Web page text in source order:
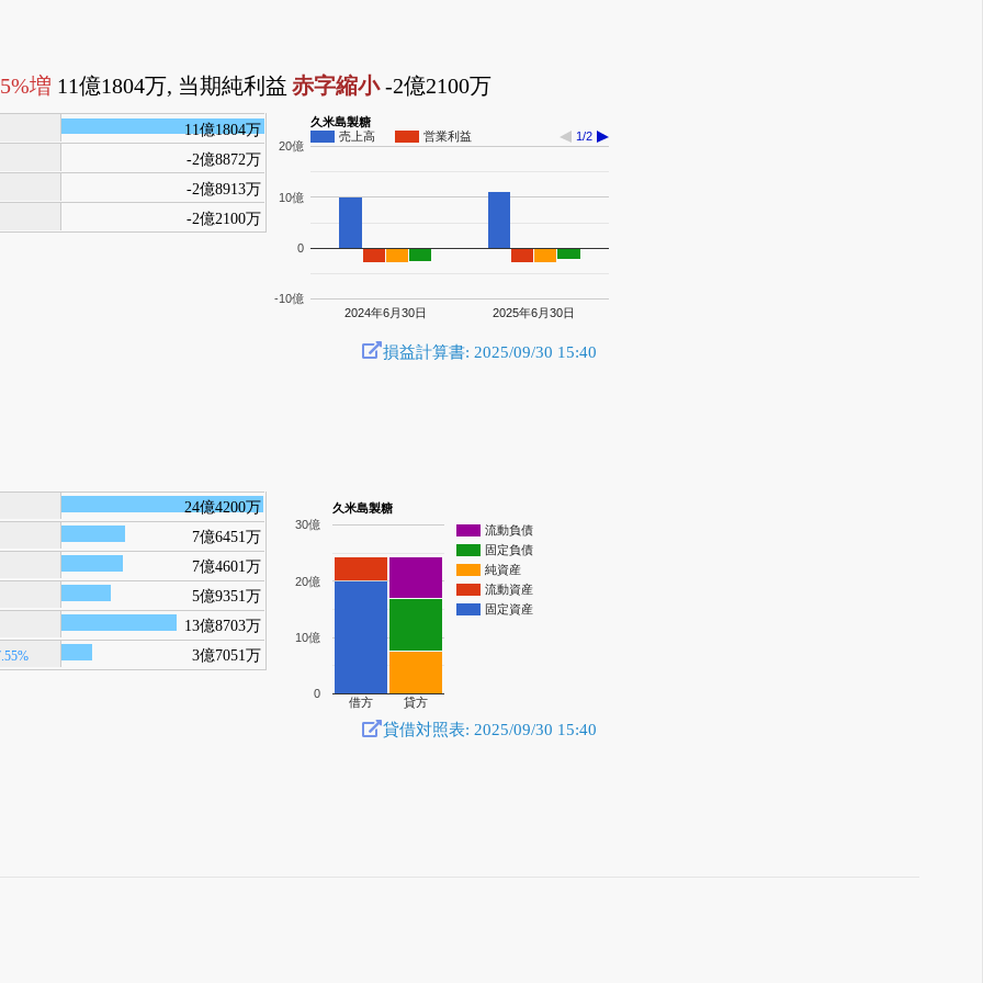
増 11億1804万, 当期純利益 赤字縮小-2億2100万
11億1804万
-2億8872万
-2億8913万
-2億2100万
久米島製糖
売上高
営業利益 1/2
2024年6月30日 2025年6月30日
-10億
0
10億
20億
損益計算書: 2025/09/30 15:40
24億4200万
7億6451万
7億4601万
5億9351万
13億8703万
3億7051万
久米島製糖
流動負債
固定負債
純資産
流動資産
固定資産
借方 貸方
0
10億
20億
30億
貸借対照表: 2025/09/30 15:40